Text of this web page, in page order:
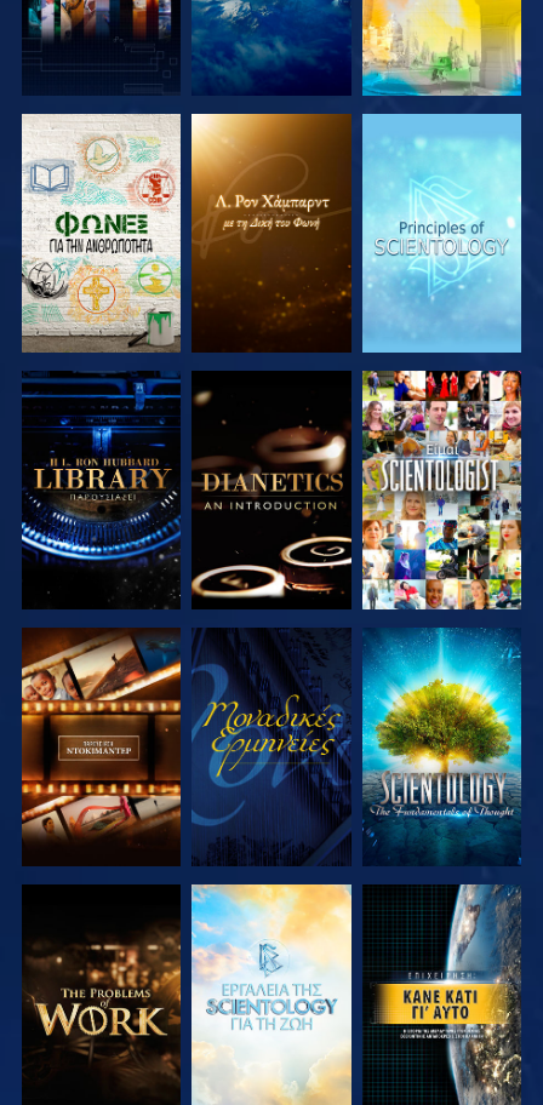
ΕΞΕΡΕΥΝΗΣΤΕ
ΤΗ ΣΕΙΡΑ
ΕΞΕΡΕΥΝΗΣΤΕ
ΤΗ ΣΕΙΡΑ
ΕΞΕΡΕΥΝΗΣΤΕ
ΤΗ ΣΕΙΡΑ
ΕΞΕΡΕΥΝΗΣΤΕ
ΤΗ ΣΕΙΡΑ
ΕΞΕΡΕΥΝΗΣΤΕ
ΤΗ ΣΕΙΡΑ
ΠΑΡΑΚΟΛΟΥΘΗΣΤΕ
ΕΞΕΡΕΥΝΗΣΤΕ
ΤΗ ΣΕΙΡΑ
ΠΑΡΑΚΟΛΟΥΘΗΣΤΕ
ΕΞΕΡΕΥΝΗΣΤΕ
ΤΗ ΣΕΙΡΑ
ΕΞΕΡΕΥΝΗΣΤΕ
ΤΗ ΣΕΙΡΑ
ΕΞΕΡΕΥΝΗΣΤΕ
ΤΗ ΣΕΙΡΑ
ΠΑΡΑΚΟΛΟΥΘΗΣΤΕ